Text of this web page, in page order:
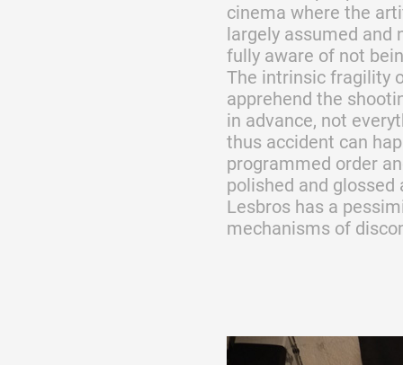
cinema where the
largely assumed and
fully aware of not
The intrinsic fragility
apprehend the
in advance, not
thus accident can
programmed order
polished and
Lesbros has a
mechanisms of